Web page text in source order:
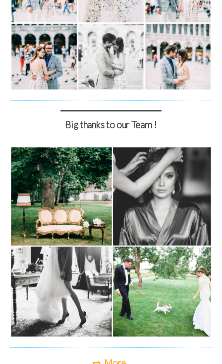
Big thanks to our Team !